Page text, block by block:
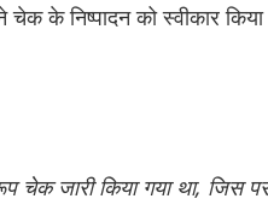
चेक के निष्पादन को स्वीकार किया
चेक जारी किया गया था, जिस पर